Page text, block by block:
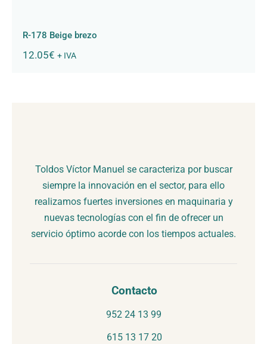
R-178 Beige brezo
12.05€ + IVA
Toldos Víctor Manuel se caracteriza por buscar
siempre la innovación en el sector, para ello
realizamos fuertes inversiones en maquinaria y
nuevas tecnologías con el fin de ofrecer un
servicio óptimo acorde con los tiempos actuales.
Contacto
952 24 13 99
615 13 17 20